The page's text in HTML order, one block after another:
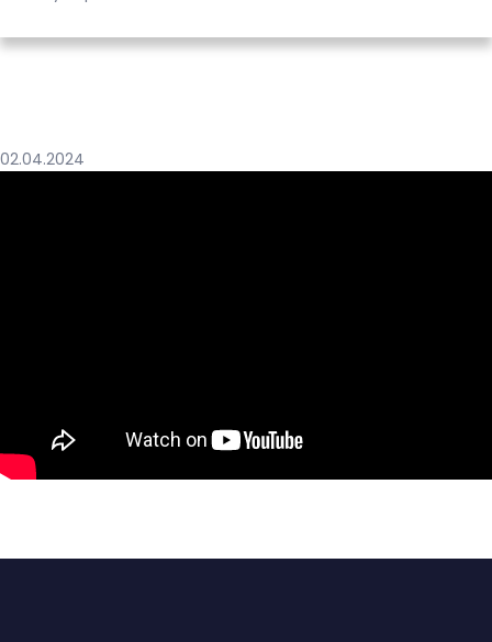
02.04.2024